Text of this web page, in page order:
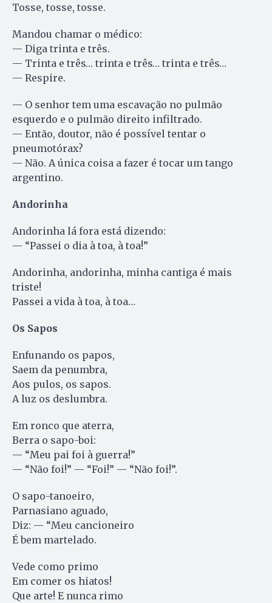
Tosse, tosse, tosse.
Mandou chamar o médico:
— Diga trinta e três.
— Trinta e três… trinta e três… trinta e três…
— Respire.
— O senhor tem uma escavação no pulmão
esquerdo e o pulmão direito infiltrado.
— Então, doutor, não é possível tentar o
pneumotórax?
— Não. A única coisa a fazer é tocar um tango
argentino.
Andorinha
Andorinha lá fora está dizendo:
— “Passei o dia à toa, à toa!”
Andorinha, andorinha, minha cantiga é mais
triste!
Passei a vida à toa, à toa…
Os Sapos
Enfunando os papos,
Saem da penumbra,
Aos pulos, os sapos.
A luz os deslumbra.
Em ronco que aterra,
Berra o sapo-boi:
— “Meu pai foi à guerra!”
— “Não foi!” — “Foi!” — “Não foi!”.
O sapo-tanoeiro,
Parnasiano aguado,
Diz: — “Meu cancioneiro
É bem martelado.
Vede como primo
Em comer os hiatos!
Que arte! E nunca rimo